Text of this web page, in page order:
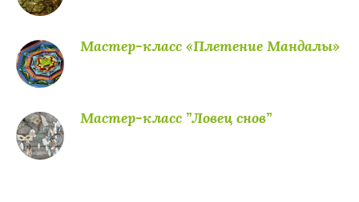
Мастер-класс «Плетение Мандалы»
Мастер-класс ”Ловец снов”